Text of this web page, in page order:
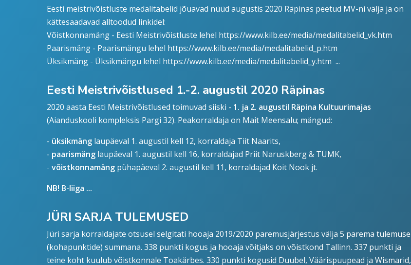
Eesti meistrivõistluste medalitabelid jõuavad nüüd augustis 2020 Räpinas peetud MV-ni välja ja on
kättesaadavad alltoodud linkidel:
Võistkonnamäng - Eesti Meistrivõistluste lehel https://www.kilb.ee/media/medalitabelid_vk.htm
Paarismäng - Paarismängu lehel https://www.kilb.ee/media/medalitabelid_p.htm
Üksikmäng - Üksikmängu lehel https://www.kilb.ee/media/medalitabelid_y.htm ...
Eesti Meistrivõistlused 1.-2. augustil 2020 Räpinas
2020 aasta Eesti Meistrivõistlused toimuvad siiski - 1. ja 2. augustil Räpina Kultuurimajas
(Aianduskooli kompleksis Pargi 32). Peakorraldaja on Mait Meensalu; mängud:
- üksikmäng laupäeval 1. augustil kell 12, korraldaja Tiit Naarits,
- paarismäng laupäeval 1. augustil kell 16, korraldajad Priit Naruskberg & TÜMK,
- võistkonnamäng pühapäeval 2. augustil kell 11, korraldajad Koit Nook jt.
NB! B-liiga ...
JÜRI SARJA TULEMUSED
Jüri sarja korraldajate otsusel selgitati hooaja 2019/2020 paremusjärjestus välja 5 parema tulemuse
(kohapunktide) summana. 338 punkti kogus ja hooaja võitjaks on võistkond Tallinn. 337 punkti ja
teine koht kuulub võistkonnale Toakärbes. 330 punkti kogusid Duubel, Väärispuupead ja Wismarid,